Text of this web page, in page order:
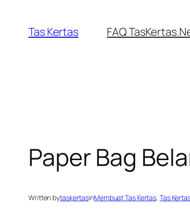
content
Tas Kertas FAQ
Paper Bag
Written bytaskertasinMembuat Tas Kertas, Tas